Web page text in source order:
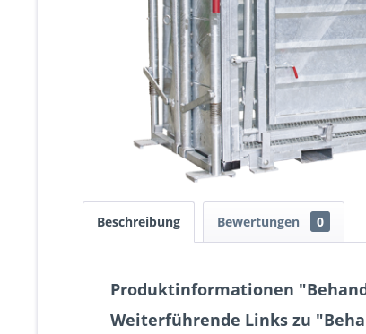
Beschreibung Bewertungen 0
Produktinformationen
Weiterführende Links zu